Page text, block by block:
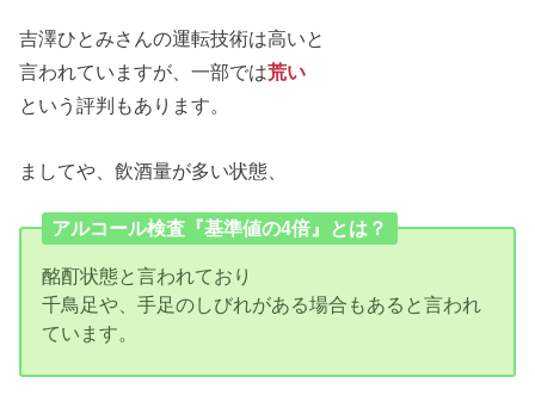
吉澤ひとみさんの運転技術は高いと
言われていますが、一部では荒い
という評判もあります。
ましてや、飲酒量が多い状態、
アルコール検査『基準値の4倍』とは？
酩酊状態と言われており
千鳥足や、手足のしびれがある場合もあると言われ
ています。